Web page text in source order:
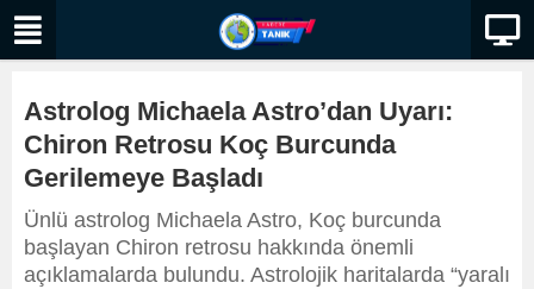
Astrolog Michaela Astro’dan Uyarı:
Chiron Retrosu Koç Burcunda
Gerilemeye Başladı
Ünlü astrolog Michaela Astro, Koç burcunda
başlayan Chiron retrosu hakkında önemli
açıklamalarda bulundu. Astrolojik haritalarda “yaralı